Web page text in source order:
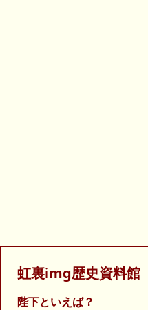
虹裏img歴史資料館
陛下といえば？